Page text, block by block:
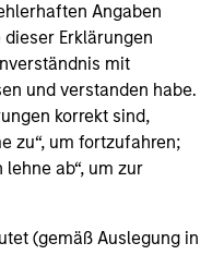
Angaben
Erklärungen
mit
und verstanden habe.
korrekt sind,
zu“, um fortzufahren;
ab“, um zur
(gemäß Auslegung in
a loss of principal.
page for important
additional risk